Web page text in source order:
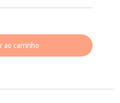
ao carrinho